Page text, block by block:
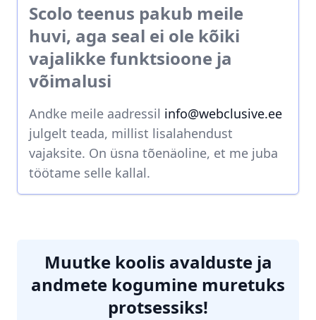
Scolo teenus pakub meile
huvi, aga seal ei ole kõiki
vajalikke funktsioone ja
võimalusi
Andke meile aadressil info@webclusive.ee
julgelt teada, millist lisalahendust
vajaksite. On üsna tõenäoline, et me juba
töötame selle kallal.
Muutke koolis avalduste ja
andmete kogumine muretuks
protsessiks!